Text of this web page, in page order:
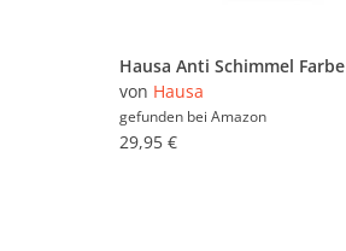
von Hausa
gefunden bei Amazon
29,95 €